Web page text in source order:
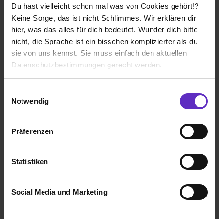
Du hast vielleicht schon mal was von Cookies gehört!?
Keine Sorge, das ist nicht Schlimmes. Wir erklären dir
hier, was das alles für dich bedeutet. Wunder dich bitte
nicht, die Sprache ist ein bisschen komplizierter als du
sie von uns kennst. Sie muss einfach den aktuellen
Datenschutzbestimmungen gerecht werden.
Benutzung der Webseite getroffenen Einstellungen zu
Webseite zu analysieren („Statistiken“), um
Informationen zu deiner Verwendung unserer Website an
Analysen weiterzugeben und um Inhalte und Anzeigen zu
Partner führen diese Informationen möglicherweise mit
Notwendig
Präferenzen
Statistiken
Social Media und Marketing
Ausbildung Maler/in und Lackierer/in (m/w/d)
beiDula-Werke Dustmann & Co. GmbH
01.08.2026
1 freier Platz
01.08.2026